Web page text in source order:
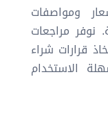
ومواصفات
نوفر مراجعات
قرارات شراء
الاستخدام